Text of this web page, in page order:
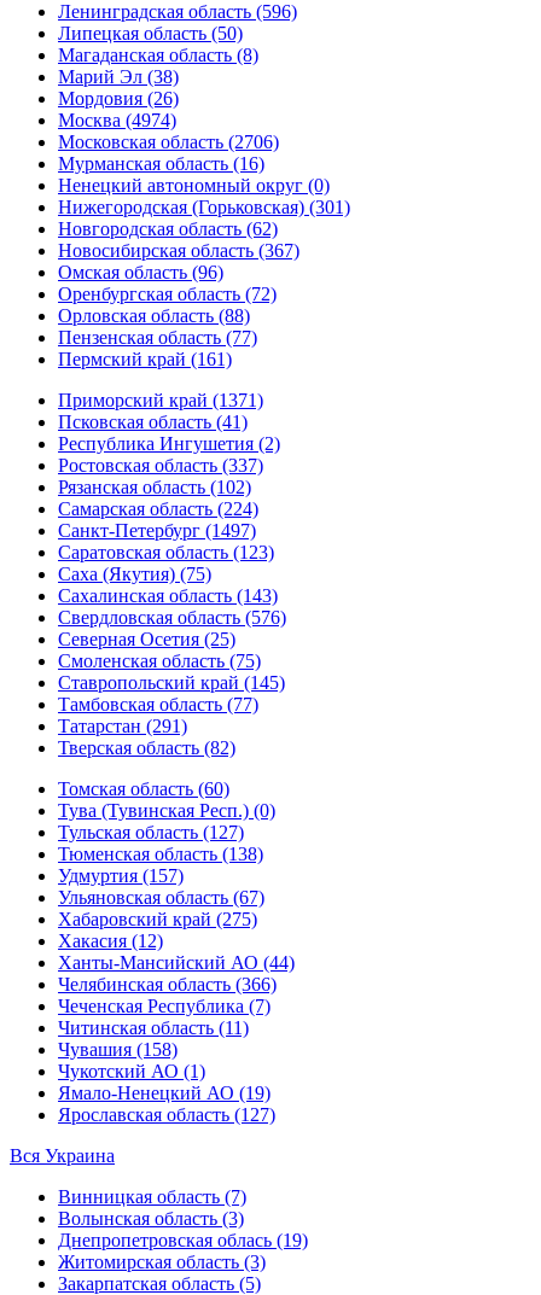
Ленинградская область (596)
Липецкая область (50)
Магаданская область (8)
Марий Эл (38)
Мордовия (26)
Москва (4974)
Московская область (2706)
Мурманская область (16)
Ненецкий автономный округ (0)
Нижегородская (Горьковская) (301)
Новгородская область (62)
Новосибирская область (367)
Омская область (96)
Оренбургская область (72)
Орловская область (88)
Пензенская область (77)
Пермский край (161)
Приморский край (1371)
Псковская область (41)
Республика Ингушетия (2)
Ростовская область (337)
Рязанская область (102)
Самарская область (224)
Санкт-Петербург (1497)
Саратовская область (123)
Саха (Якутия) (75)
Сахалинская область (143)
Свердловская область (576)
Северная Осетия (25)
Смоленская область (75)
Ставропольский край (145)
Тамбовская область (77)
Татарстан (291)
Тверская область (82)
Томская область (60)
Тува (Тувинская Респ.) (0)
Тульская область (127)
Тюменская область (138)
Удмуртия (157)
Ульяновская область (67)
Хабаровский край (275)
Хакасия (12)
Ханты-Мансийский АО (44)
Челябинская область (366)
Чеченская Республика (7)
Читинская область (11)
Чувашия (158)
Чукотский АО (1)
Ямало-Ненецкий АО (19)
Ярославская область (127)
Вся Украина
Винницкая область (7)
Волынская область (3)
Днепропетровская облась (19)
Житомирская область (3)
Закарпатская область (5)